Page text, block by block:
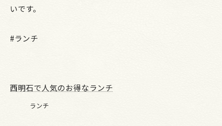
いです。
#ランチ
西明石で人気のお得なランチ
ランチ